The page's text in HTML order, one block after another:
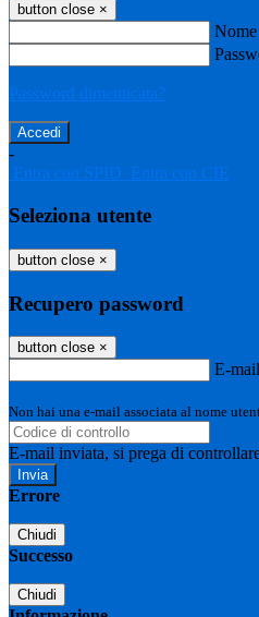
button close ×
Password dimenticata?
-
Entra con SPID
Entra con CIE
Seleziona utente
button close ×
Recupero password
button close ×
E-mail
Non hai una e-mail associata al nome
E-mail inviata, si prega di
Errore
Chiudi
Successo
Chiudi